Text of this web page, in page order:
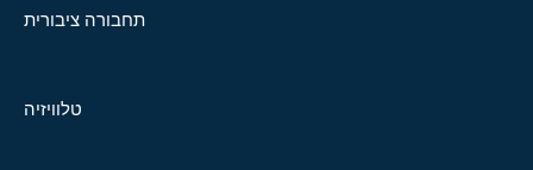
תחבורה ציבורית
טלוויזיה